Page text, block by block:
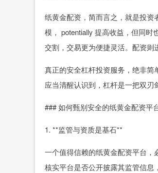
纸黄金配资，简而言之，就是投
模， potentially 提高收益，但同
交割，交易更为便捷灵活。配资则
真正的安全杠杆投资服务，绝非
应当清醒认识到，杠杆是一把双刃
### 如何甄别安全的纸黄金配资平
1. **监管与资质是基石**
一个值得信赖的纸黄金配资平台
核实平台是否公开披露其监管信